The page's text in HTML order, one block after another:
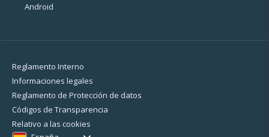
Android
Reglamento Interno
Informaciones legales
Reglamento de Protección de datos
Códigos de Transparencia
Relativo a las cookies